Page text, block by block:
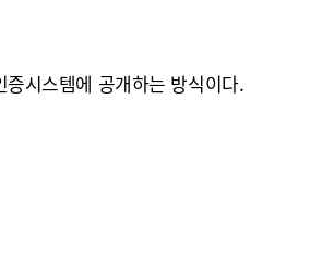
시스템에 공개하는 방식이다.